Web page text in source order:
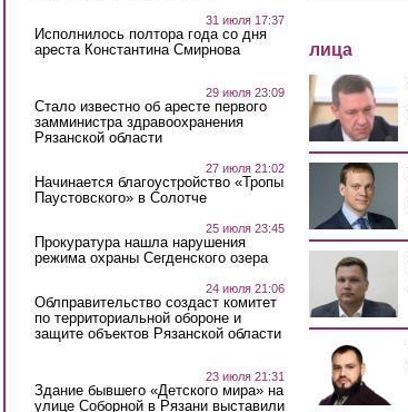
31 июля 17:37
Исполнилось полтора года со дня
ареста Константина Смирнова
29 июля 23:09
Стало известно об аресте первого
замминистра здравоохранения
Рязанской области
27 июля 21:02
Начинается благоустройство «Тропы
Паустовского» в Солотче
25 июля 23:45
Прокуратура нашла нарушения
режима охраны Сегденского озера
24 июля 21:06
Облправительство создаст комитет
по территориальной обороне и
защите объектов Рязанской области
23 июля 21:31
Здание бывшего «Детского мира» на
улице Соборной в Рязани выставили
лица